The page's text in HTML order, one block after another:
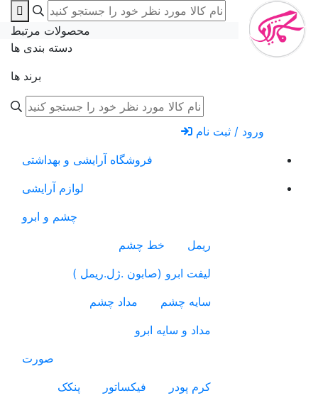
دسته بندی ها
برند ها
محصولات مرتبط
ورود / ثبت نام
فروشگاه آرایشی و بهداشتی
لوازم آرایشی
چشم و ابرو
ریمل
خط چشم
لیفت ابرو (صابون .ژل.ریمل )
سایه چشم
مداد چشم
مداد و سایه ابرو
صورت
کرم پودر
فیکساتور
پنکک